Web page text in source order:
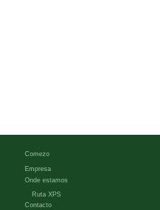
Comezo
Empresa
Onde estamos
Ruta XPS
Contacto